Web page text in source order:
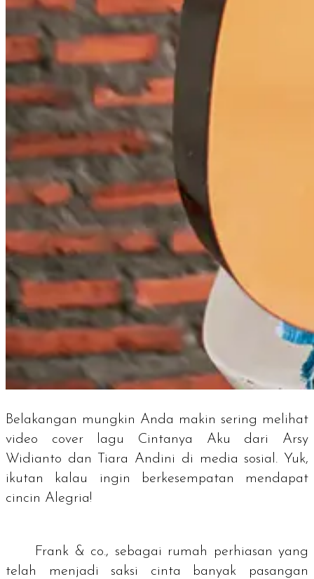
Belakangan mungkin Anda makin sering melihat
video coverlagu Cintanya Aku dari Arsy
Widianto dan Tiara Andini di media sosial. Yuk,
ikutan kalau ingin berkesempatan mendapat
cincin Alegria!
Frank & co., sebagai rumah perhiasan yang
telah menjadi saksi cinta banyak pasangan